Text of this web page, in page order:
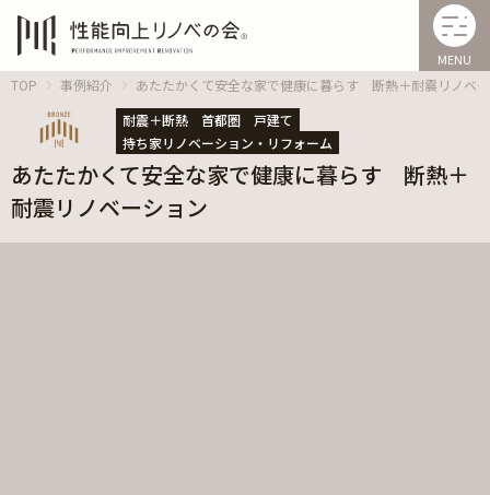
MENU
TOP 事例紹介
あたたかくて安全な家で健康に暮らす 断熱＋耐震リノベ
耐震＋断熱
首都圏
戸建て
持ち家リノベーション・リフォーム
あたたかくて安全な家で健康に暮らす 断熱＋
耐震リノベーション